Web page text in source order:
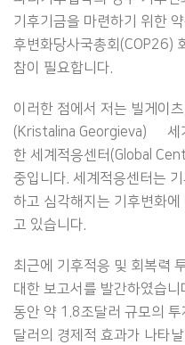
기후기금을 마련하기 위한
후변화당사국총회(COP26)
참이 필요합니다.
이러한 점에서 저는 빌게이
(Kristalina Georgieva) 前 세
한 세계적응센터(Global
중입니다. 세계적응센터는
하고 심각해지는 기후변화
고 있습니다.
최근에 기후적응 및 회복력
대한 보고서를 발간하였습
동안 약 1.8조달러 규모의
달러의 경제적 효과가 나타